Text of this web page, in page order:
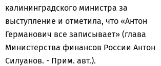
калининградского министра за
выступление и отметила, что «Антон
Германович все записывает» (глава
Министерства финансов России Антон
Силуанов. - Прим. авт.).